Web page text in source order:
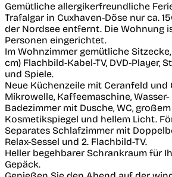
Gemütliche allergikerfreundliche
Trafalgar in Cuxhaven-Döse nur ca.
der Nordsee entfernt. Die Wohnung
Personen eingerichtet.
Im Wohnzimmer gemütliche
cm) Flachbild-Kabel-TV, DVD-Player,
und Spiele.
Neue Küchenzeile mit Ceranfeld und
Mikrowelle, Kaffeemaschine,
Badezimmer mit Dusche, WC,
Kosmetikspiegel und hellem Licht.
Separates Schlafzimmer mit
Relax-Sessel und 2. Flachbild-TV.
Heller begehbarer Schrankraum für
Gepäck.